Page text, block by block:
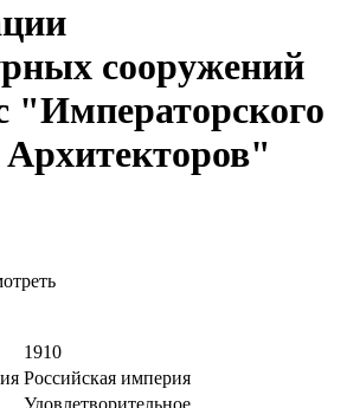
сооружений
"Императорского
1910
Российская империя
Удовлетворительное